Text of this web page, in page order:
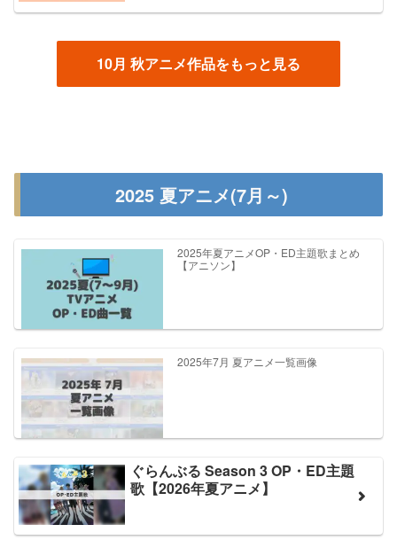
10月 秋アニメ作品をもっと見る
2025 夏アニメ(7月～)
2025年夏アニメOP・ED主題歌まとめ
【アニソン】
2025年7月 夏アニメ一覧画像
ぐらんぶる Season 3 OP・ED主題
歌【2026年夏アニメ】